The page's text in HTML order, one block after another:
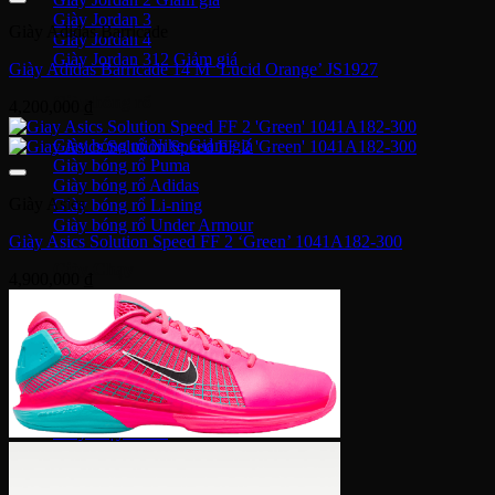
Giày Jordan 3
Giày Jordan 4
Giày Jordan 312
Giày bóng rổ Nike
Giày bóng rổ Puma
Giày bóng rổ Adidas
Giày bóng rổ Li-ning
Giày bóng rổ Under Armour
Giày chạy Nike
Giày chạy NB
Giày chạy Puma
Giày chạy Adidas
Giày Chạy Asics
Giày chạy Under Armour
Giày chạy Hoka
Giày Adidas Barricade
Giày Adidas Barricade 14 M ‘Lucid Orange’ JS1927
Giày Asics
Giày Asics Solution Speed FF 2 ‘Green’ 1041A182-300